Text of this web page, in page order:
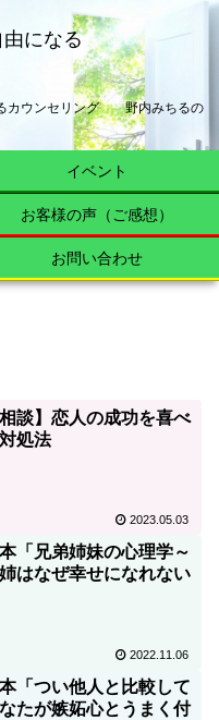
由になる
るカウンセリング 野内みちるの
イベント
お客様の声（ご感想）
お問い合わせ
相談】恋人の成功を喜べ
処法
2023.05.03
「兄弟姉妹の心理学～
はなぜ幸せになれない
2022.11.06
「つい他人と比較して
たが嫉妬心とうまく付